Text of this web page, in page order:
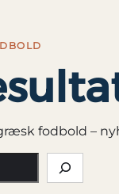
fodbold –